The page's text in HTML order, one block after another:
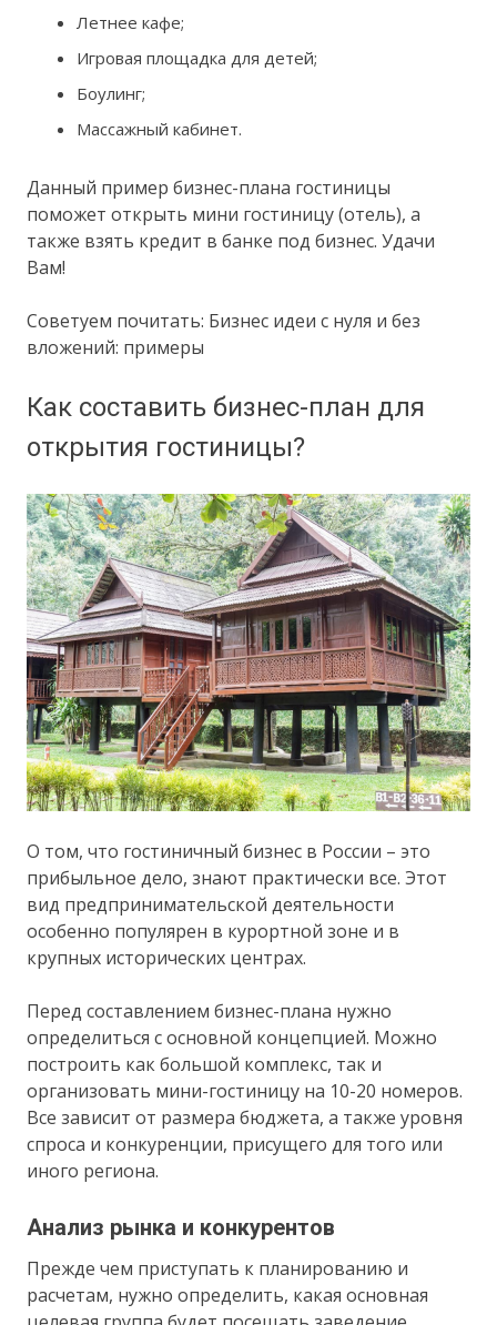
Летнее кафе;
Игровая площадка для детей;
Боулинг;
Массажный кабинет.
Данный пример бизнес-плана гостиницы
поможет открыть мини гостиницу (отель), а
также взять кредит в банке под бизнес. Удачи
Вам!
Советуем почитать: Бизнес идеи с нуля и без
вложений: примеры
Как составить бизнес-план для
открытия гостиницы?
О том, что гостиничный бизнес в России – это
прибыльное дело, знают практически все. Этот
вид предпринимательской деятельности
особенно популярен в курортной зоне и в
крупных исторических центрах.
Перед составлением бизнес-плана нужно
определиться с основной концепцией. Можно
построить как большой комплекс, так и
организовать мини-гостиницу на 10-20 номеров.
Все зависит от размера бюджета, а также уровня
спроса и конкуренции, присущего для того или
иного региона.
Анализ рынка и конкурентов
Прежде чем приступать к планированию и
расчетам, нужно определить, какая основная